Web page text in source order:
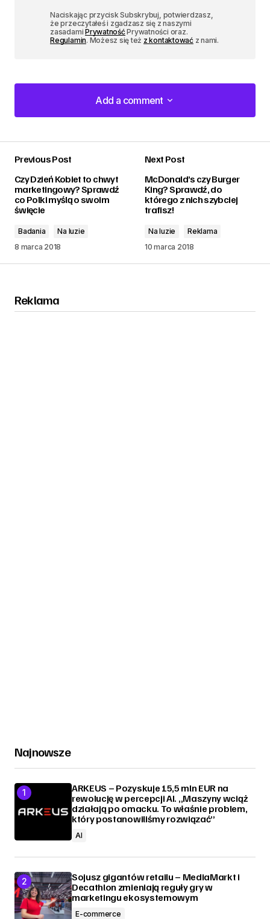
Naciskając przycisk Subskrybuj, potwierdzasz,
że przeczytałeś i zgadzasz się z naszymi
zasadamiPrywatnośćPrywatności oraz.
Regulamin. Możesz się też z kontaktowaćz nami.
Add a comment
Add a comment
Previous Post
Czy Dzień Kobiet to chwyt
marketingowy? Sprawdź
co Polki myślą o swoim
święcie
Badania
Na luzie
8 marca 2018
Next Post
McDonald’s czy Burger
King? Sprawdź, do
którego z nich szybciej
trafisz!
Na luzie
Reklama
10 marca 2018
Reklama
Najnowsze
ARKEUS – Pozyskuje 15,5 mln EUR na
rewolucję w percepcji AI. „Maszyny wciąż
działają po omacku. To właśnie problem,
który postanowiliśmy rozwiązać”
AI
Sojusz gigantów retailu – MediaMarkt i
Decathlon zmieniają reguły gry w
marketingu ekosystemowym
E-commerce